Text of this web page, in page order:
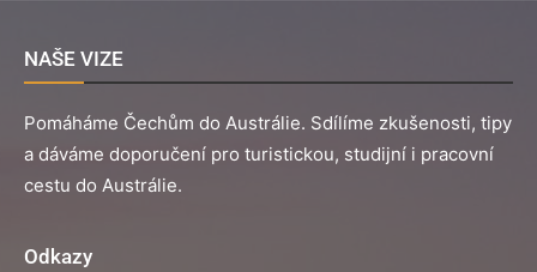
NAŠE VIZE
Pomáháme Čechům do Austrálie. Sdílíme zkušenosti, tipy
a dáváme doporučení pro turistickou, studijní i pracovní
cestu do Austrálie.
Odkazy